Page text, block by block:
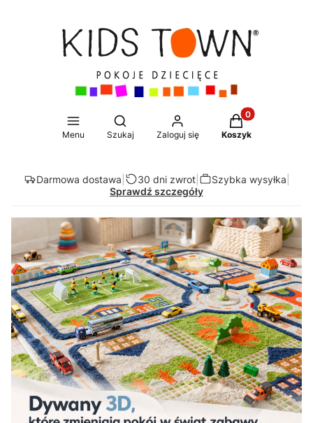
Menu
Otwórz wyszukiwarkę
Szukaj Zaloguj się
Produkty w
Koszyk
Darmowa dostawa 30 dni zwrot| Szybka wysyłka
Sprawdź szczegóły